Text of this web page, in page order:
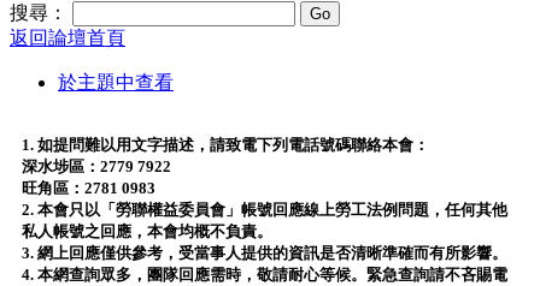
搜尋：
返回論壇首頁
於主題中查看
1. 如提問難以用文字描述，請致電下列電話號碼聯絡本會：
深水埗區：2779 7922
旺角區：2781 0983
2. 本會只以「勞聯權益委員會」帳號回應線上勞工法例問題，任何其他
私人帳號之回應，本會均概不負責。
3. 網上回應僅供參考，受當事人提供的資訊是否清晰準確而有所影響。
4. 本網查詢眾多，團隊回應需時，敬請耐心等候。緊急查詢請不吝賜電